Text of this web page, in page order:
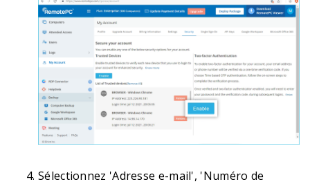
Sélectionnez 'Adresse e-mail', 'Numéro de